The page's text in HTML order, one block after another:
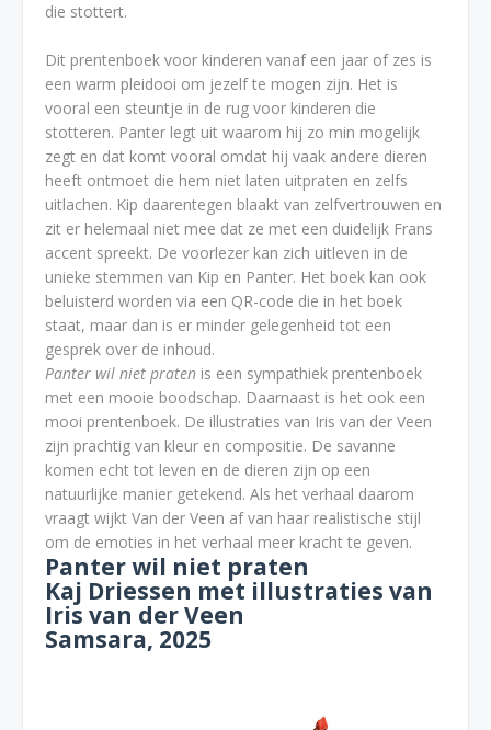
die stottert.
Dit prentenboek voor kinderen vanaf een jaar of zes is
een warm pleidooi om jezelf te mogen zijn. Het is
vooral een steuntje in de rug voor kinderen die
stotteren. Panter legt uit waarom hij zo min mogelijk
zegt en dat komt vooral omdat hij vaak andere dieren
heeft ontmoet die hem niet laten uitpraten en zelfs
uitlachen. Kip daarentegen blaakt van zelfvertrouwen en
zit er helemaal niet mee dat ze met een duidelijk Frans
accent spreekt. De voorlezer kan zich uitleven in de
unieke stemmen van Kip en Panter. Het boek kan ook
beluisterd worden via een QR-code die in het boek
staat, maar dan is er minder gelegenheid tot een
gesprek over de inhoud.
Panter wil niet praten is een sympathiek prentenboek
met een mooie boodschap. Daarnaast is het ook een
mooi prentenboek. De illustraties van Iris van der Veen
zijn prachtig van kleur en compositie. De savanne
komen echt tot leven en de dieren zijn op een
natuurlijke manier getekend. Als het verhaal daarom
vraagt wijkt Van der Veen af van haar realistische stijl
om de emoties in het verhaal meer kracht te geven.
Panter wil niet praten
Kaj Driessen met illustraties van
Iris van der Veen
Samsara, 2025